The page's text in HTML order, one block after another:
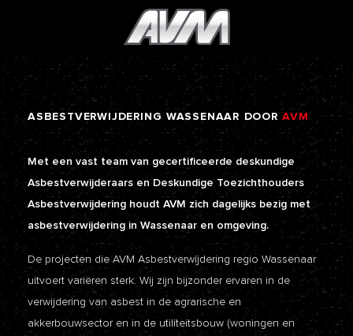
ASBESTVERWIJDERING WASSENAAR DOOR AVM
Met een vast team van gecertificeerde deskundige
Asbestverwijderaars en Deskundige Toezichthouders
Asbestverwijdering houdt AVM zich dagelijks bezig met
asbestverwijdering in Wassenaar en omgeving.
De projecten die AVM Asbestverwijdering regio Wassenaar
uitvoert variëren sterk. Wij zijn bijzonder ervaren in de
verwijdering van asbest in de agrarische en
akkerbouwsector en in de utiliteitsbouw (woningen en